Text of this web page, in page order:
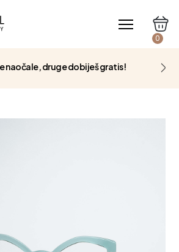
0
naočale, druge dobiješ gratis!